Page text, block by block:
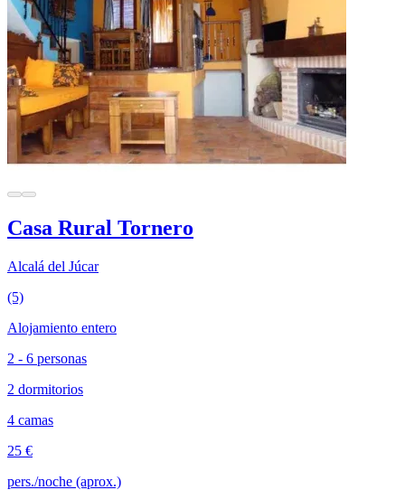
Casa Rural Tornero
Alcalá del Júcar
(5)
Alojamiento entero
2 - 6 personas
2 dormitorios
4 camas
25 €
pers./noche (aprox.)